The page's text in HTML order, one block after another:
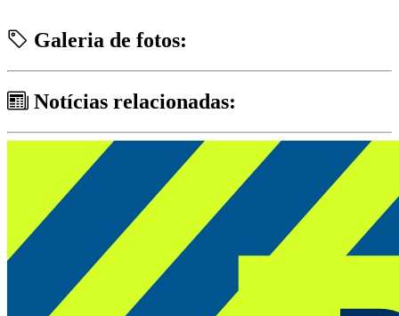
Galeria de fotos:
Notícias relacionadas: